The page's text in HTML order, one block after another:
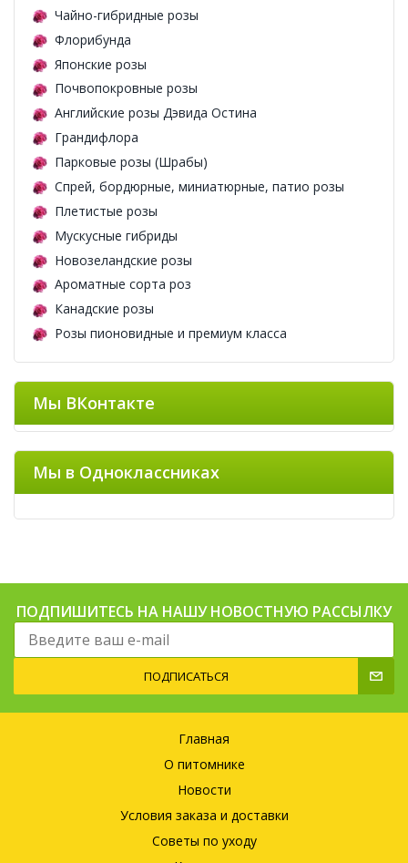
Чайно-гибридные розы
Флорибунда
Японские розы
Почвопокровные розы
Английские розы Дэвида Остина
Грандифлора
Парковые розы (Шрабы)
Спрей, бордюрные, миниатюрные, патио розы
Плетистые розы
Мускусные гибриды
Новозеландские розы
Ароматные сорта роз
Канадские розы
Розы пионовидные и премиум класса
Мы ВКонтакте
Мы в Одноклассниках
ПОДПИШИТЕСЬ НА НАШУ НОВОСТНУЮ РАССЫЛКУ
ПОДПИСАТЬСЯ
Главная
О питомнике
Новости
Условия заказа и доставки
Советы по уходу